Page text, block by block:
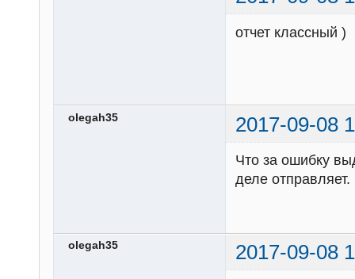
отчет классный )
olegah35 2017-09-08
Что за ошибку
деле отправляет.
olegah35 2017-09-08